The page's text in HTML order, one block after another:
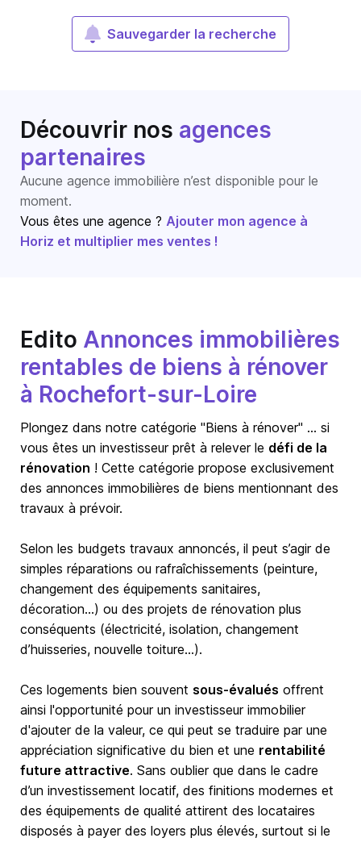
Sauvegarder la recherche
Découvrir nos agences
partenaires
Aucune agence immobilière n’est disponible pour le
moment.
Vous êtes une agence ? Ajouter mon agence à
Horiz et multiplier mes ventes !
Edito Annonces immobilières
rentables de biens à rénover
à Rochefort-sur-Loire
Plongez dans notre catégorie "Biens à rénover" … si
vous êtes un investisseur prêt à relever le défi de la
rénovation ! Cette catégorie propose exclusivement
des annonces immobilières de biens mentionnant des
travaux à prévoir.
Selon les budgets travaux annoncés, il peut s’agir de
simples réparations ou rafraîchissements (peinture,
changement des équipements sanitaires,
décoration…) ou des projets de rénovation plus
conséquents (électricité, isolation, changement
d’huisseries, nouvelle toiture…).
Ces logements bien souvent sous-évalués offrent
ainsi l'opportunité pour un investisseur immobilier
d'ajouter de la valeur, ce qui peut se traduire par une
appréciation significative du bien et une rentabilité
future attractive. Sans oublier que dans le cadre
d’un investissement locatif, des finitions modernes et
des équipements de qualité attirent des locataires
disposés à payer des loyers plus élevés, surtout si le